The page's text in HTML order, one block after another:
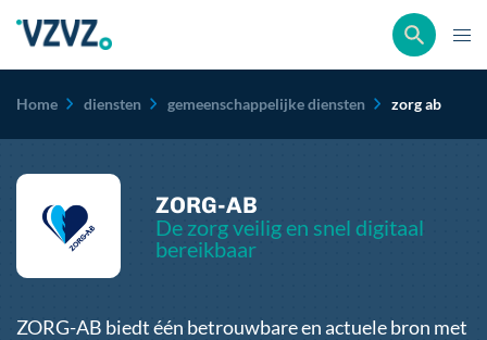
Kruimelpad
Home diensten gemeenschappelijke diensten zorg ab
ZORG-AB
De zorg veilig en snel digitaal
bereikbaar
ZORG-AB biedt één betrouwbare en actuele bron met